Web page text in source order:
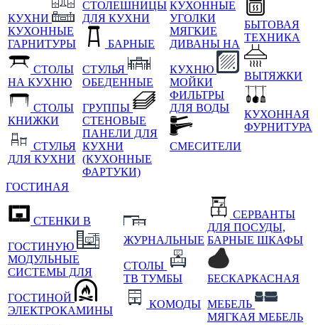
КУХНИ
КУХОННЫЕ
ГАРНИТУРЫ
СТОЛЫ
НА КУХНЮ
СТОЛЫ
КНИЖКИ
СТУЛЬЯ
ДЛЯ КУХНИ
СТОЛЕШНИЦЫ
ДЛЯ КУХНИ
БАРНЫЕ
СТУЛЬЯ
ОБЕДЕННЫЕ
ГРУППЫ
СТЕНОВЫЕ
ПАНЕЛИ ДЛЯ
КУХНИ
(КУХОННЫЕ
ФАРТУКИ)
КУХОННЫЕ
УГОЛКИ
МЯГКИЕ
ДИВАНЫ НА
КУХНЮ
МОЙКИ
ФИЛЬТРЫ
ДЛЯ ВОДЫ
СМЕСИТЕЛИ
БЫТОВАЯ
ТЕХНИКА
ВЫТЯЖКИ
КУХОННАЯ
ФУРНИТУРА
ГОСТИНАЯ
СТЕНКИ В
ГОСТИНУЮ
МОДУЛЬНЫЕ
СИСТЕМЫ ДЛЯ
ГОСТИНОЙ
ЭЛЕКТРОКАМИНЫ
ЖУРНАЛЬНЫЕ
СТОЛЫ
ТВ ТУМБЫ
КОМОДЫ
СЕРВАНТЫ
ДЛЯ ПОСУДЫ,
БАРНЫЕ ШКАФЫ
БЕСКАРКАСНАЯ
МЕБЕЛЬ
МЯГКАЯ МЕБЕЛЬ